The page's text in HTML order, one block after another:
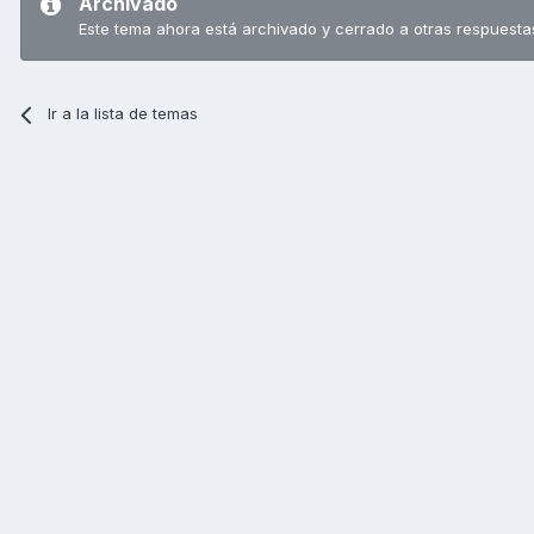
Este tema ahora está archivado y cerrado a otras
Ir a la lista de temas